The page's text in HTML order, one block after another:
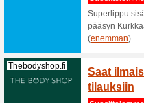
Eliittikumpp...